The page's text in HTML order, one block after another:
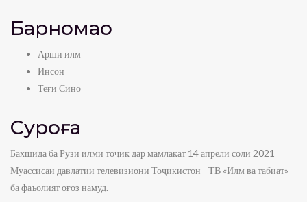
Барномаҳо
Арши илм
Инсон
Теғи Сино
Суроға
Бахшида ба Рӯзи илми тоҷик дар мамлакат 14 апрели соли 2021
Муассисаи давлатии телевизиони Тоҷикистон - ТВ «Илм ва табиат»
ба фаъолият оғоз намуд.